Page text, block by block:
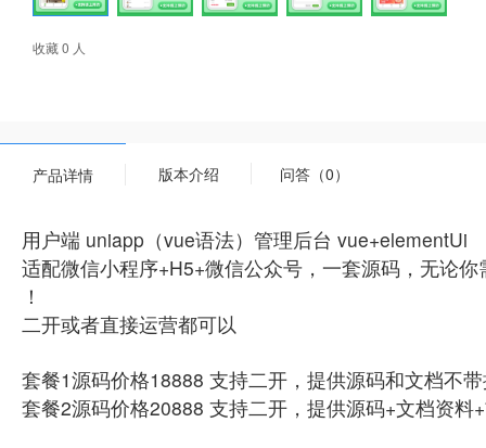
收藏 0 人
产品详情 版本介绍 问答（0）
用户端 uniapp（vue语法）管理后台 vue+elementUi
适配微信小程序+H5+微信公众号，一套源码，无论
！
二开或者直接运营都可以
套餐1源码价格18888 支持二开，提供源码和文档不
套餐2源码价格20888 支持二开，提供源码+文档资料